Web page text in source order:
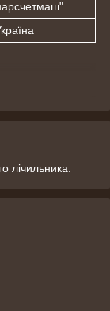
лічильника.